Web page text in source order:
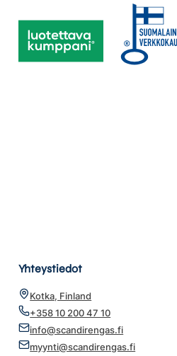
Yhteystiedot
Kotka, Finland
+358 10 200 47 10
info@scandirengas.fi
myynti@scandirengas.fi